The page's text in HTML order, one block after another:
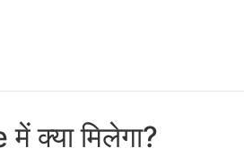
क्या मिलेगा?